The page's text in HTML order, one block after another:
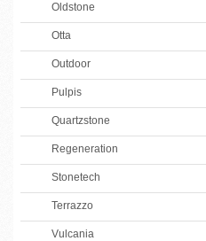
Oldstone
Otta
Outdoor
Pulpis
Quartzstone
Regeneration
Stonetech
Terrazzo
Vulcania